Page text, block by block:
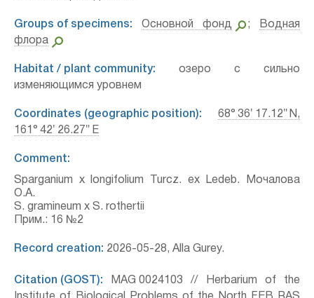
Groups of specimens: Основной фонд ;
Водная
флора
Habitat / plant community: озеро с сильно
изменяющимся уровнем
Coordinates (geographic position):
68° 36′ 17.12″ N,
161° 42′ 26.27″ E
Comment:
Sparganium x longifolium Turcz. ex Ledeb. Мочалова
О.А.
S. gramineum x S. rothertii
Прим.: 16 №2
Record creation: 2026-05-28, Alla Gurey.
Citation (GOST): MAG 0024103 // Herbarium of the